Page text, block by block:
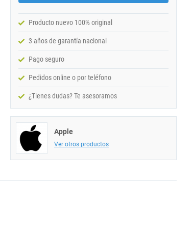
Producto nuevo 100% original
3 años de garantía nacional
Pago seguro
Pedidos online o por teléfono
¿Tienes dudas? Te asesoramos
Apple
Ver otros productos